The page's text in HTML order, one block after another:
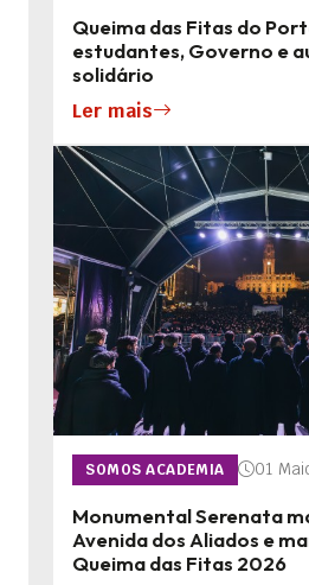
Queima das Fitas do
estudantes, Governo e
solidário
Ler mais
SOMOS ACADEMIA 01
Monumental Serenata
Avenida dos Aliados e
Queima das Fitas 2026